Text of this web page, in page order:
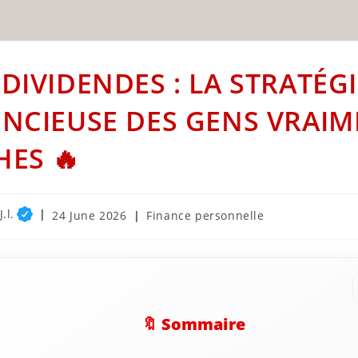
: LA
DES GENS
🔥
Post
24 June 2026
Post
Finance personnelle
🔖 Sommaire